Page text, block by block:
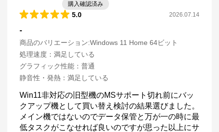
購入確認済み
5.0 2026.07.14
-
商品のバリエーション:Windows 11 Home 64ビット
処理速度 ： 満足している
グラフィック性能 ： 普通
静音性・発熱 ： 満足している
Win11非対応の旧型機のMSサポート切れ前にバッ
クアップ機として買い替え検討の結果選びました。
メイン機ではないのでデータ保管と万が一の時に最
低タスクがこなせれば良いのですが思った以上にサ